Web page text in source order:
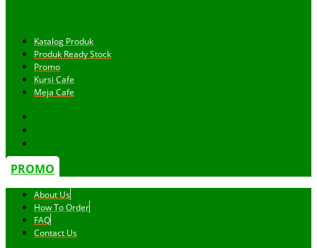
Katalog Produk
Produk Ready Stock
Promo
Kursi Cafe
Meja Cafe
PROMO
About Us
How To Order
FAQ
Contact Us